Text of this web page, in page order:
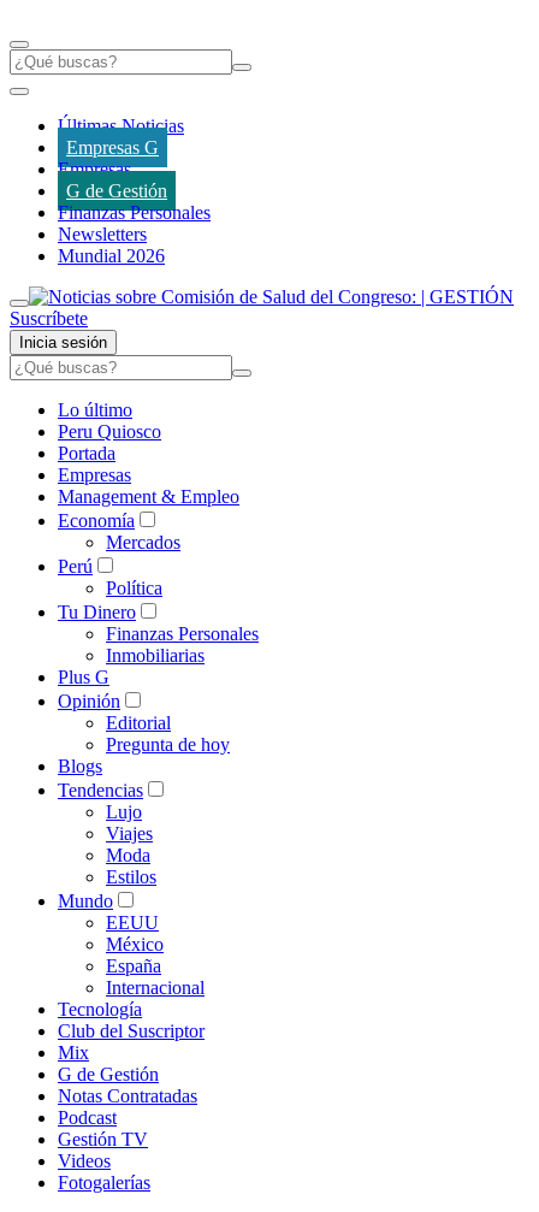
Últimas Noticias
Empresas G
Empresas
G de Gestión
Finanzas Personales
Newsletters
Mundial 2026
Suscríbete
Inicia sesión
Lo último
Peru Quiosco
Portada
Empresas
Management & Empleo
Economía
Mercados
Perú
Política
Tu Dinero
Finanzas Personales
Inmobiliarias
Plus G
Opinión
Editorial
Pregunta de hoy
Blogs
Tendencias
Lujo
Viajes
Moda
Estilos
Mundo
EEUU
México
España
Internacional
Tecnología
Club del Suscriptor
Mix
G de Gestión
Notas Contratadas
Podcast
Gestión TV
Videos
Fotogalerías